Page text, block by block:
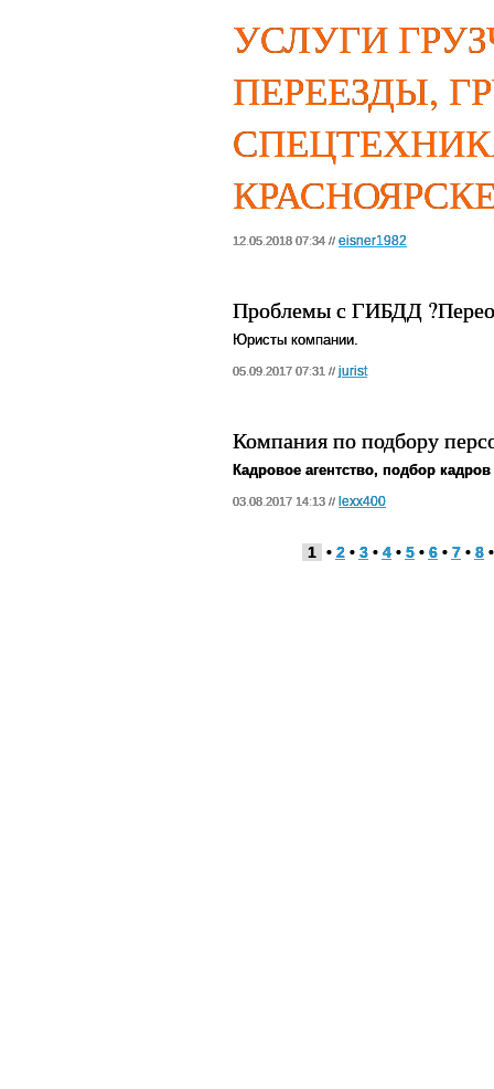
УСЛУГИ
ПЕРЕЕЗДЫ,
12.05.2018 07:34 // eisner1982
Проблемы с ГИБДД
Юристы компании.
05.09.2017 07:31 // jurist
Компания по подбору
Кадровое агентство, подбор
03.08.2017 14:13 // lexx400
1 • 2• 3• 4• 5• 6• 7• 8